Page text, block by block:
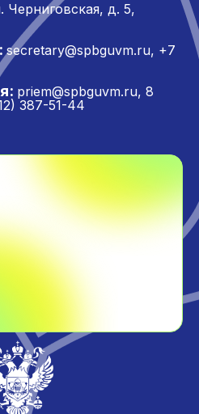
Черниговская, д. 5,
secretary@spbguvm.ru, +7
priem@spbguvm.ru, 8
387-51-44